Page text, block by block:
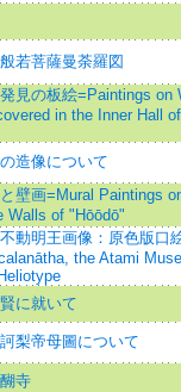
若菩薩曼荼羅図
見の板絵=Paintings on
in the Inner Hall
造像について
壁画=Mural Paintings
Walls of "Hōōdō"
動明王画像：原色版口
the Atami
に就いて
梨帝母圖について
寺